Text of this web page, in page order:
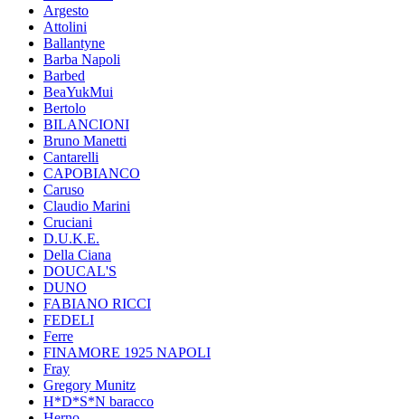
Argesto
Attolini
Ballantyne
Barba Napoli
Barbed
BeaYukMui
Bertolo
BILANCIONI
Bruno Manetti
Cantarelli
CAPOBIANCO
Caruso
Claudio Marini
Cruciani
D.U.K.E.
Della Ciana
DOUCAL'S
DUNO
FABIANO RICCI
FEDELI
Ferre
FINAMORE 1925 NAPOLI
Fray
Gregory Munitz
H*D*S*N baracco